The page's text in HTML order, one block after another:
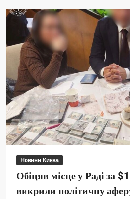
Новини Києва
Обіцяв місце у Раді за
викрили політичну